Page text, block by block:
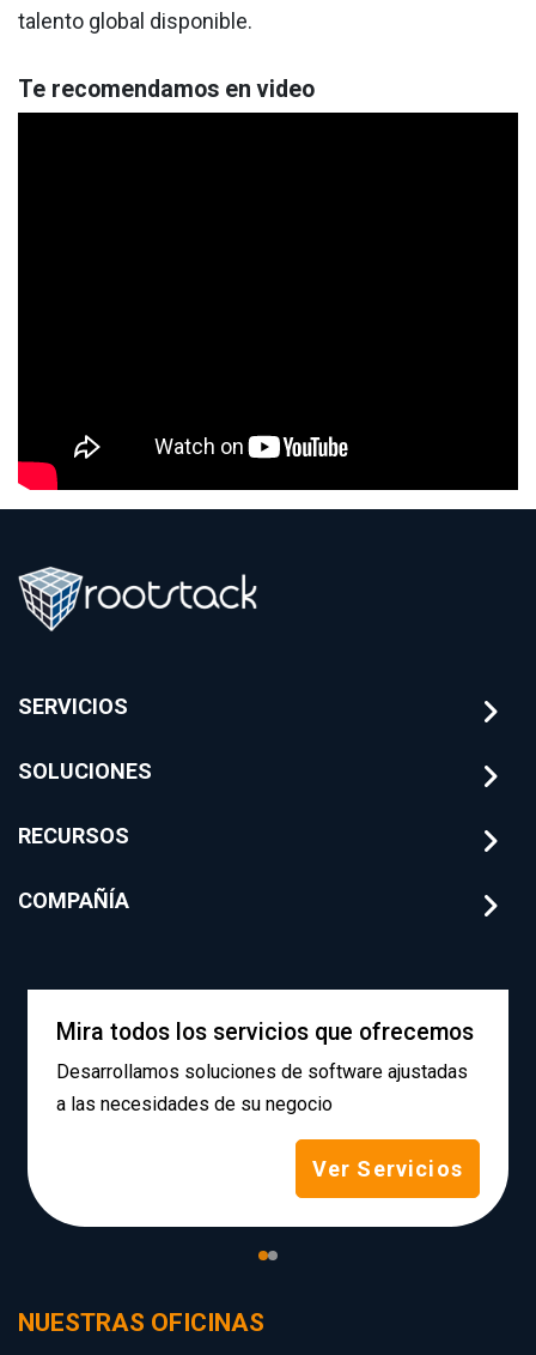
talento global disponible.
Te recomendamos en video
SERVICIOS
SOLUCIONES
RECURSOS
COMPAÑÍA
Mira todos los servicios que ofrecemos
Desarrollamos soluciones de software ajustadas
a las necesidades de su negocio
Ver Servicios
NUESTRAS OFICINAS